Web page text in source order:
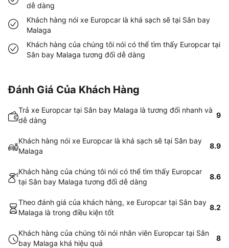
dễ dàng
Khách hàng nói xe Europcar là khá sạch sẽ tại Sân bay
Malaga
Khách hàng của chúng tôi nói có thể tìm thấy Europcar tại
Sân bay Malaga tương đối dễ dàng
Đánh Giá Của Khách Hàng
Trả xe Europcar tại Sân bay Malaga là tương đối nhanh và
dễ dàng
9
Khách hàng nói xe Europcar là khá sạch sẽ tại Sân bay
Malaga
8.9
Khách hàng của chúng tôi nói có thể tìm thấy Europcar
tại Sân bay Malaga tương đối dễ dàng
8.6
Theo đánh giá của khách hàng, xe Europcar tại Sân bay
Malaga là trong điều kiện tốt
8.2
Khách hàng của chúng tôi nói nhân viên Europcar tại Sân
bay Malaga khá hiệu quả
8